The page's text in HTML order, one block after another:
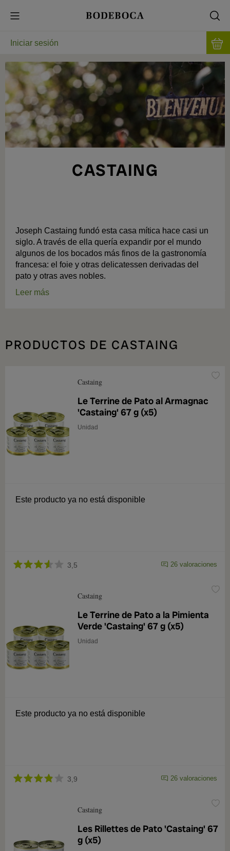
Iniciar sesión
CASTAING
Joseph Castaing fundó esta casa mítica hace casi un
siglo. A través de ella quería expandir por el mundo
algunos de los bocados más finos de la gastronomía
francesa: el foie y otras delicatessen derivadas del
pato y otras aves nobles.
Leer más
PRODUCTOS DE CASTAING
Castaing
Le Terrine de Pato al Armagnac
'Castaing' 67 g (x5)
Unidad
Este producto ya no está disponible
3,5 26 valoraciones
Castaing
Le Terrine de Pato a la Pimienta
Verde 'Castaing' 67 g (x5)
Unidad
Este producto ya no está disponible
3,9 26 valoraciones
Castaing
Les Rillettes de Pato 'Castaing' 67
g (x5)